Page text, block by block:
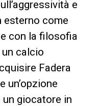
e
esterno come
con la filosofia
calcio
Fadera
un’opzione
giocatore in